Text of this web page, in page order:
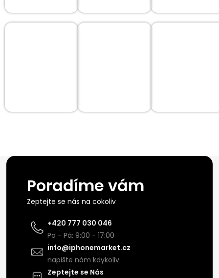
Poradíme vám
Zeptejte se nás na cokoliv
+420 777 030 046
Po - Pá: 9:00 - 17:00
info@iphonemarket.cz
napište nám kdykoliv
Zeptejte se Nás